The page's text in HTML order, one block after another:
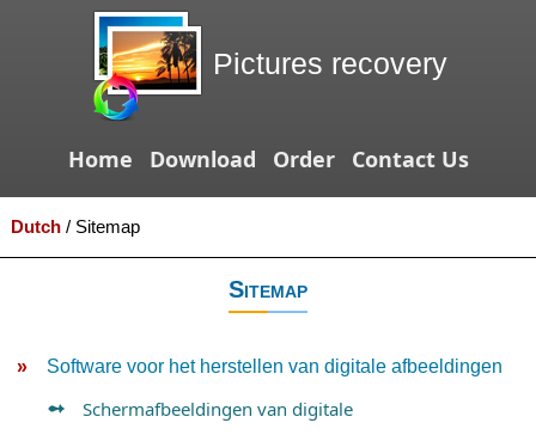
Pictures recovery
Home Download Order Contact Us
Dutch/ Sitemap
Sitemap
Software voor het herstellen van digitale afbeeldingen
Schermafbeeldingen van digitale